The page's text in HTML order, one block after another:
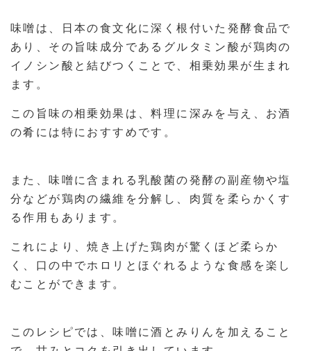
味噌は、日本の食文化に深く根付いた発酵食品で
あり、その旨味成分であるグルタミン酸が鶏肉の
イノシン酸と結びつくことで、相乗効果が生まれ
ます。
この旨味の相乗効果は、料理に深みを与え、お酒
の肴には特におすすめです。
また、味噌に含まれる乳酸菌の発酵の副産物や塩
分などが鶏肉の繊維を分解し、肉質を柔らかくす
る作用もあります。
これにより、焼き上げた鶏肉が驚くほど柔らか
く、口の中でホロリとほぐれるような食感を楽し
むことができます。
このレシピでは、味噌に酒とみりんを加えること